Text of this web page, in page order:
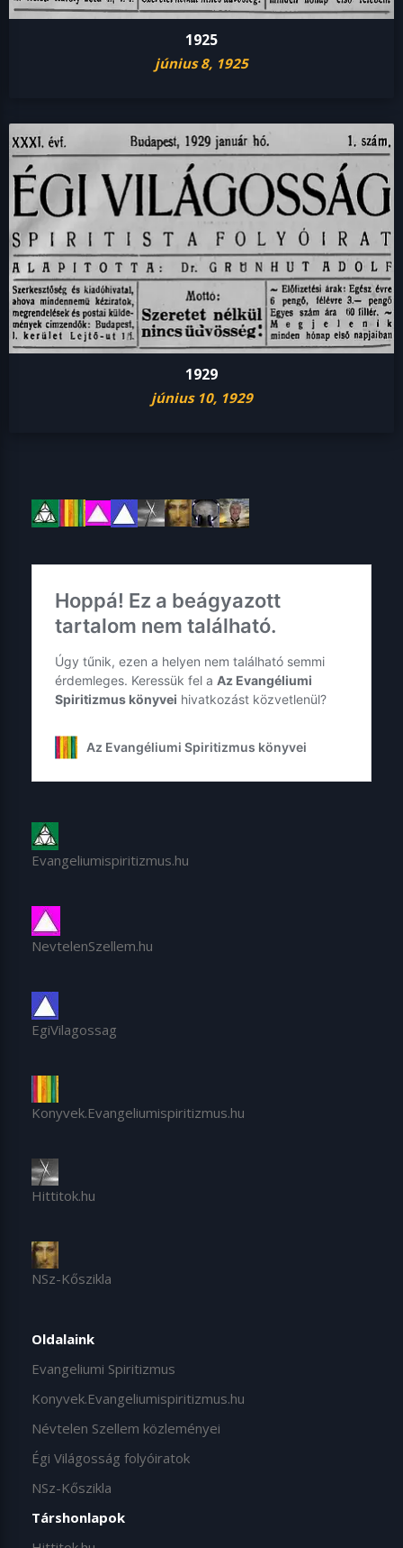
1925
június 8, 1925
1929
június 10, 1929
Evangeliumispiritizmus.hu
NevtelenSzellem.hu
EgiVilagossag
Konyvek.Evangeliumispiritizmus.hu
Hittitok.hu
NSz-Kőszikla
Oldalaink
Evangeliumi Spiritizmus
Konyvek.Evangeliumispiritizmus.hu
Névtelen Szellem közleményei
Égi Világosság folyóiratok
NSz-Kőszikla
Társhonlapok